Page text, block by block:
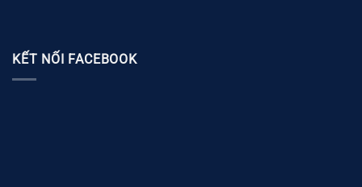
KẾT NỐI FACEBOOK